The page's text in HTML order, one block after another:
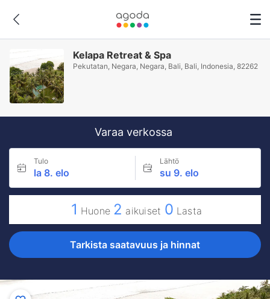
Kelapa Retreat & Spa
Pekutatan, Negara, Negara, Bali, Bali, Indonesia, 82262
Varaa verkossa
Tulo
la 8. elo
Lähtö
su 9. elo
1 Huone 2 aikuiset 0 Lasta
Tarkista saatavuus ja hinnat